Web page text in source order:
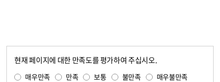
현재 페이지에 대한 만족도를 평가하여 주십시오.
매우만족 만족 보통 불만족 매우불만족